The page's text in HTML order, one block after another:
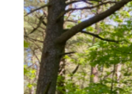
2 personers hytte